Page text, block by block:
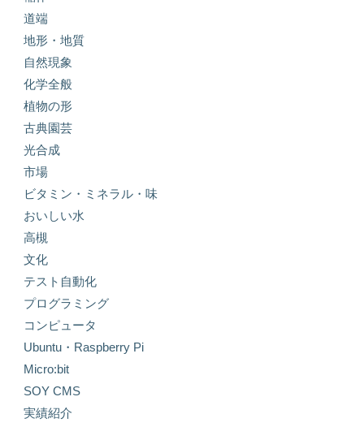
道端
地形・地質
自然現象
化学全般
植物の形
古典園芸
光合成
市場
ビタミン・ミネラル・味
おいしい水
高槻
文化
テスト自動化
プログラミング
コンピュータ
Ubuntu・Raspberry Pi
Micro:bit
SOY CMS
実績紹介